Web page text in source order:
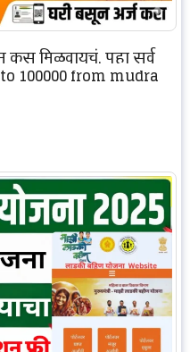
कस मिळवायचं, पहा सर्व
100000 from mudra